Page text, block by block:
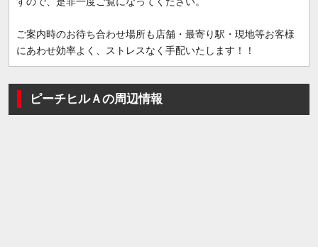
ご案内時のお待ち合わせ場所も店舗・最寄り駅・現地等お客様
にあわせ効率よく、ストレスなく手配いたします！！
ピーチヒルＡの周辺情報